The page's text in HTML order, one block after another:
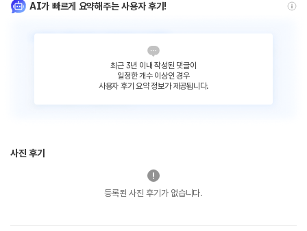
AI가 빠르게 요약해주는 사용자 후기!
최근 3년 이내 작성된 댓글이
일정한 개수 이상인 경우
사용자 후기 요약 정보가 제공됩니다.
사진 후기
등록된 사진 후기가 없습니다.